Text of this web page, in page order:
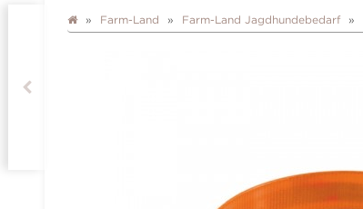
Farm-Land Farm-Land Jagdhundebedarf